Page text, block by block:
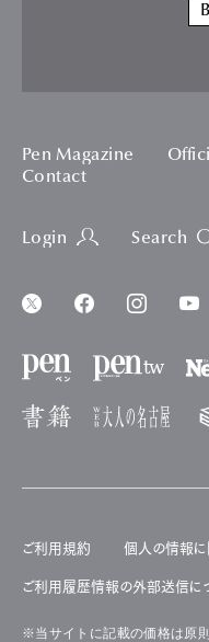
Pen Magazine
Contact
Login Search
ご利用規約 個人の情報に
ご利用履歴情報の外部送信に
※当サイトに記載の価格は原